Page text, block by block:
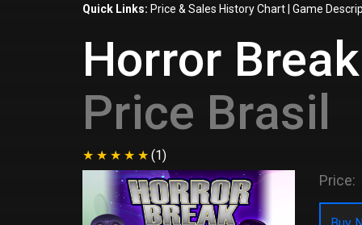
Quick Links: Price & Sales History Chart Game
Horror
Price Brasil
(1)
Price: